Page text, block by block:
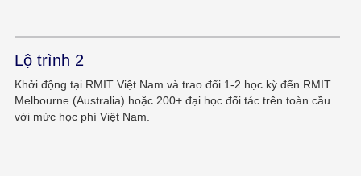
Lộ trình 2
Khởi động tại RMIT Việt Nam và trao đổi 1-2 học kỳ đến RMIT
Melbourne (Australia) hoặc 200+ đại học đối tác trên toàn cầu
với mức học phí Việt Nam.